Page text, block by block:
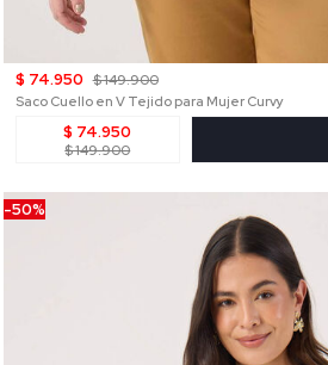
$ 74.950 $ 149.900
Saco Cuello en V Tejido para Mujer Curvy
$ 74.950
$ 149.900
-50%